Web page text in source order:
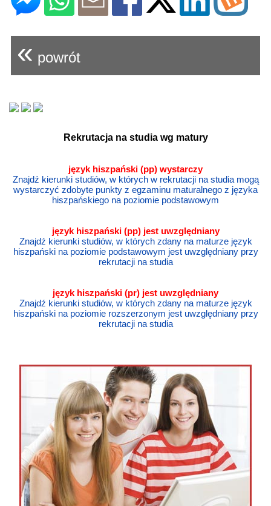
« powrót
Rekrutacja na studia wg matury
język hiszpański (pp) wystarczy
Znajdź kierunki studiów, w których w rekrutacji na studia mogą
wystarczyć zdobyte punkty z egzaminu maturalnego z języka
hiszpańskiego na poziomie podstawowym
język hiszpański (pp) jest uwzględniany
Znajdź kierunki studiów, w których zdany na maturze język
hiszpański na poziomie podstawowym jest uwzględniany przy
rekrutacji na studia
język hiszpański (pr) jest uwzględniany
Znajdź kierunki studiów, w których zdany na maturze język
hiszpański na poziomie rozszerzonym jest uwzględniany przy
rekrutacji na studia